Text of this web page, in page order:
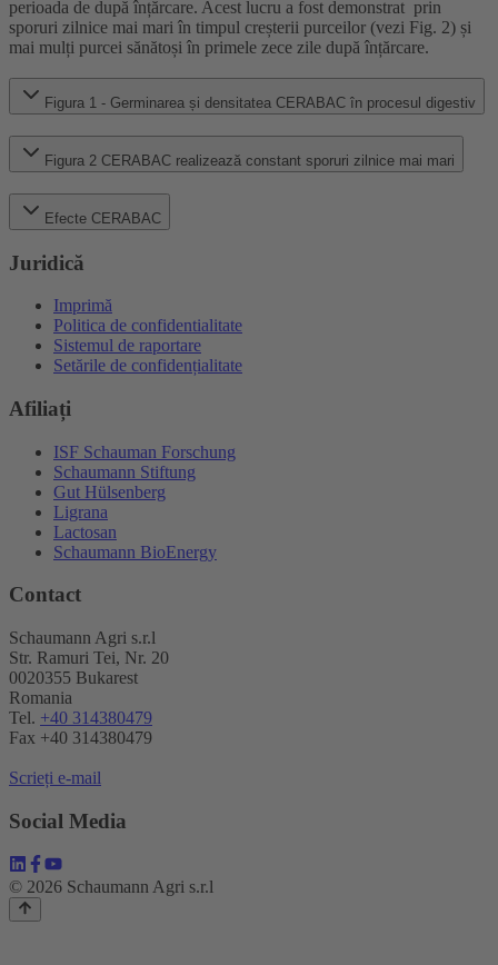
perioada de după înțărcare. Acest lucru a fost demonstrat prin
sporuri zilnice mai mari în timpul creșterii purceilor (vezi Fig. 2) și
mai mulți purcei sănătoși în primele zece zile după înțărcare.
Figura 1 - Germinarea și densitatea CERABAC în procesul digestiv
Figura 2 CERABAC realizează constant sporuri zilnice mai mari
Efecte CERABAC
Juridică
Imprimă
Politica de confidentialitate
Sistemul de raportare
Setările de confidențialitate
Afiliați
ISF Schauman Forschung
Schaumann Stiftung
Gut Hülsenberg
Ligrana
Lactosan
Schaumann BioEnergy
Contact
Schaumann Agri s.r.l
Str. Ramuri Tei, Nr. 20
0020355 Bukarest
Romania
Tel. +40 314380479
Fax +40 314380479
Scrieți e-mail
Social Media
© 2026 Schaumann Agri s.r.l